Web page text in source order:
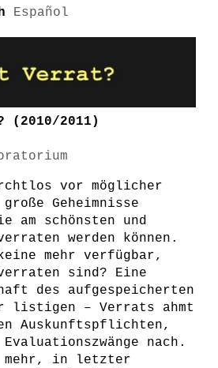
Español
(2010/2011)
vor möglicher
Geheimnisse
schönsten und
werden können.
mehr verfügbar,
sind? Eine
des aufgespeicherten
listigen – Verrats ahmt
Auskunftspflichten,
Evaluationszwänge nach.
mehr, in letzter